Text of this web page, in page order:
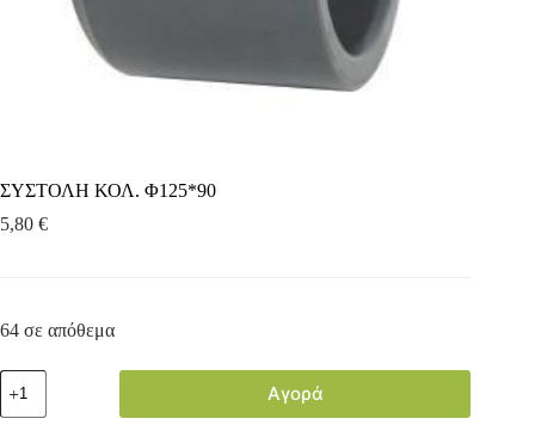
ΣΥΣΤΟΛΗ ΚΟΛ. Φ125*90
5,80 €
64 σε απόθεμα
Αγορά